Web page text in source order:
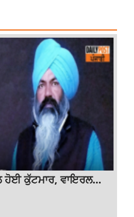
ਹੋਈ ਕੁੱਟਮਾਰ, ਵਾਇਰਲ...